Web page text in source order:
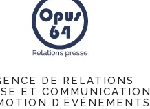
DE RELATIONS
ET COMMUNICATION
D’ÉVÉNEMENTS